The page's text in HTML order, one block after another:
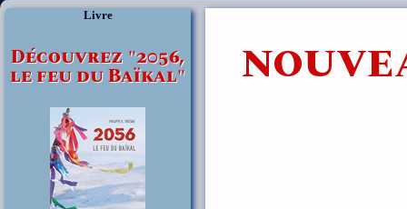
Livre
Découvrez "2056,
le feu du Baïkal"